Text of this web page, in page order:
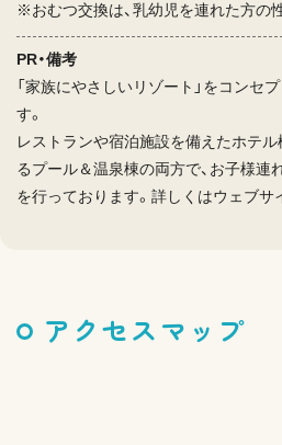
※おむつ交換は、乳幼児を連れた方の
PR・備考
「家族にやさしいリゾート」をコンセ
す。
レストランや宿泊施設を備えたホテル
るプール＆温泉棟の両方で、お子様連
を行っております。詳しくはウェブサ
アクセスマップ